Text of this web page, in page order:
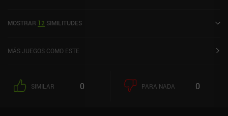
junio de 2025 y tiene una valoración actual de 4,3 sobre 5,0 en
MOSTRAR 12 SIMILITUDES
MÁS JUEGOS COMO ESTE
SIMILAR 0 PARA NADA 0